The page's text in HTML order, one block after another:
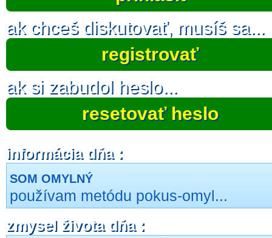
ak chceš diskutovať, musíš sa...
registrovať
ak si zabudol heslo...
resetovať heslo
informácia dňa :
SOM OMYLNÝ
používam metódu pokus-omyl...
zmysel života dňa :